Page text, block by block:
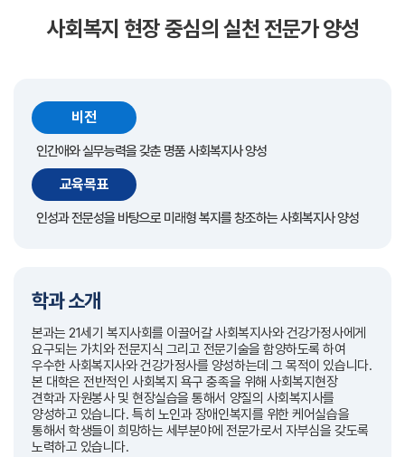
사회복지 현장 중심의 실천 전문가 양성
비전
인간애와 실무능력을 갖춘 명품 사회복지사 양성
교육목표
인성과 전문성을 바탕으로 미래형 복지를 창조하는 사회복지사 양성
학과 소개
본과는 21세기 복지사회를 이끌어갈 사회복지사와 건강가정사에게
요구되는 가치와 전문지식 그리고 전문기술을 함양하도록 하여
우수한 사회복지사와 건강가정사를 양성하는데 그 목적이 있습니다.
본 대학은 전반적인 사회복지 욕구 충족을 위해 사회복지현장
견학과 자원봉사 및 현장실습을 통해서 양질의 사회복지사를
양성하고 있습니다. 특히 노인과 장애인복지를 위한 케어실습을
통해서 학생들이 희망하는 세부분야에 전문가로서 자부심을 갖도록
노력하고 있습니다.